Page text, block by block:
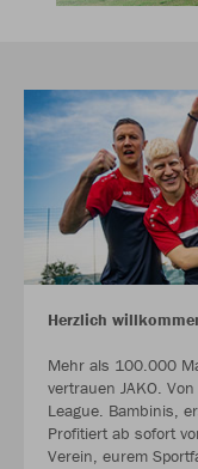
Herzlich
Mehr als 100.000
vertrauen JAKO.
League. Bambinis,
Profitiert ab sofort
Verein, eurem